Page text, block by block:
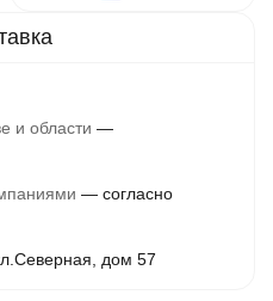
и области
согласно
дом 57